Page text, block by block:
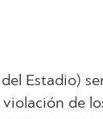
Estadio)
de